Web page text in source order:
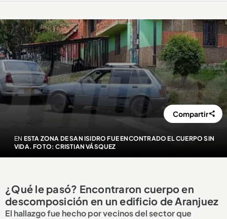
EN ESTA ZONA DE SAN ISIDRO FUE ENCONTRADO EL CUERPO SIN
VIDA. FOTO: CRISTIAN VÁSQUEZ
Compartir
¿Qué le pasó? Encontraron cuerpo en
descomposición en un edificio de Aranjuez
El hallazgo fue hecho por vecinos del sector que